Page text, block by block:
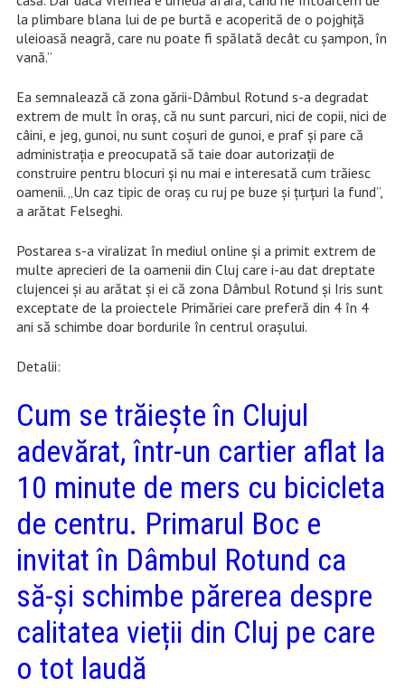
la plimbare blana lui de pe burtă e acoperită de o pojghiță
uleioasă neagră, care nu poate fi spălată decât cu șampon, în
vană.”
Ea semnalează că zona gării-Dâmbul Rotund s-a degradat
extrem de mult în oraș, că nu sunt parcuri, nici de copii, nici de
câini, e jeg, gunoi, nu sunt coșuri de gunoi, e praf și pare că
administrația e preocupată să taie doar autorizații de
construire pentru blocuri și nu mai e interesată cum trăiesc
oamenii. „Un caz tipic de oraș cu ruj pe buze și țurțuri la fund”,
a arătat Felseghi.
Postarea s-a viralizat în mediul online și a primit extrem de
multe aprecieri de la oamenii din Cluj care i-au dat dreptate
clujencei și au arătat și ei că zona Dâmbul Rotund și Iris sunt
exceptate de la proiectele Primăriei care preferă din 4 în 4
ani să schimbe doar bordurile în centrul orașului.
Detalii:
Cum se trăiește în Clujul
adevărat, într-un cartier aflat la
10 minute de mers cu bicicleta
de centru. Primarul Boc e
invitat în Dâmbul Rotund ca
să-și schimbe părerea despre
calitatea vieții din Cluj pe care
o tot laudă